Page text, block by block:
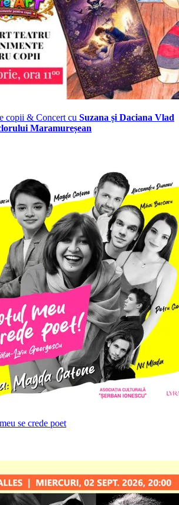
copii & Concert cu Suzana și Daciana Vlad
Maramureșean
se crede poet